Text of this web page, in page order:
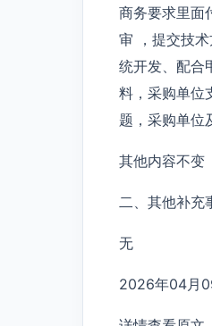
商务要求里面
审 ，提交技
统开发、配合
料，采购单位
题，采购单位
其他内容不变
二、其他补充
无
2026年04月